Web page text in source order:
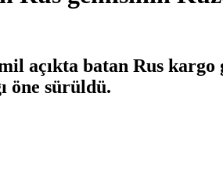
mil açıkta batan Rus
öne sürüldü.